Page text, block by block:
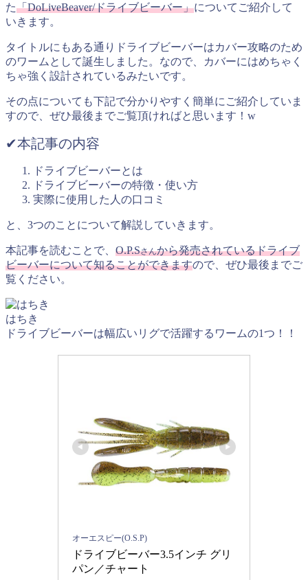
た「DoLiveBeaver/ドライブビーバー」についてご紹介して
いきます。
タイトルにもある通りドライブビーバーはカバー攻略のため
のワームとして誕生しました。なので、カバーにはめちゃく
ちゃ強く設計されているみたいです。
その点についても下記で分かりやすく簡単にご紹介していま
すので、ぜひ最後までご覧頂ければと思います！w
✔︎本記事の内容
ドライブビーバーとは
ドライブビーバーの特徴・使い方
実際に使用した人の口コミ
と、3つのことについて解説していきます。
本記事を読むことで、 O.P.Sさんから発売されているドライブ
ビーバーについて知ることができますので、ぜひ最後までご
覧ください。
はちき
ドライブビーバーは幅広いリグで活躍するワームの1つ！！
オーエスピー(O.S.P)
ドライブビーバー3.5インチ グリ
パン／チャート